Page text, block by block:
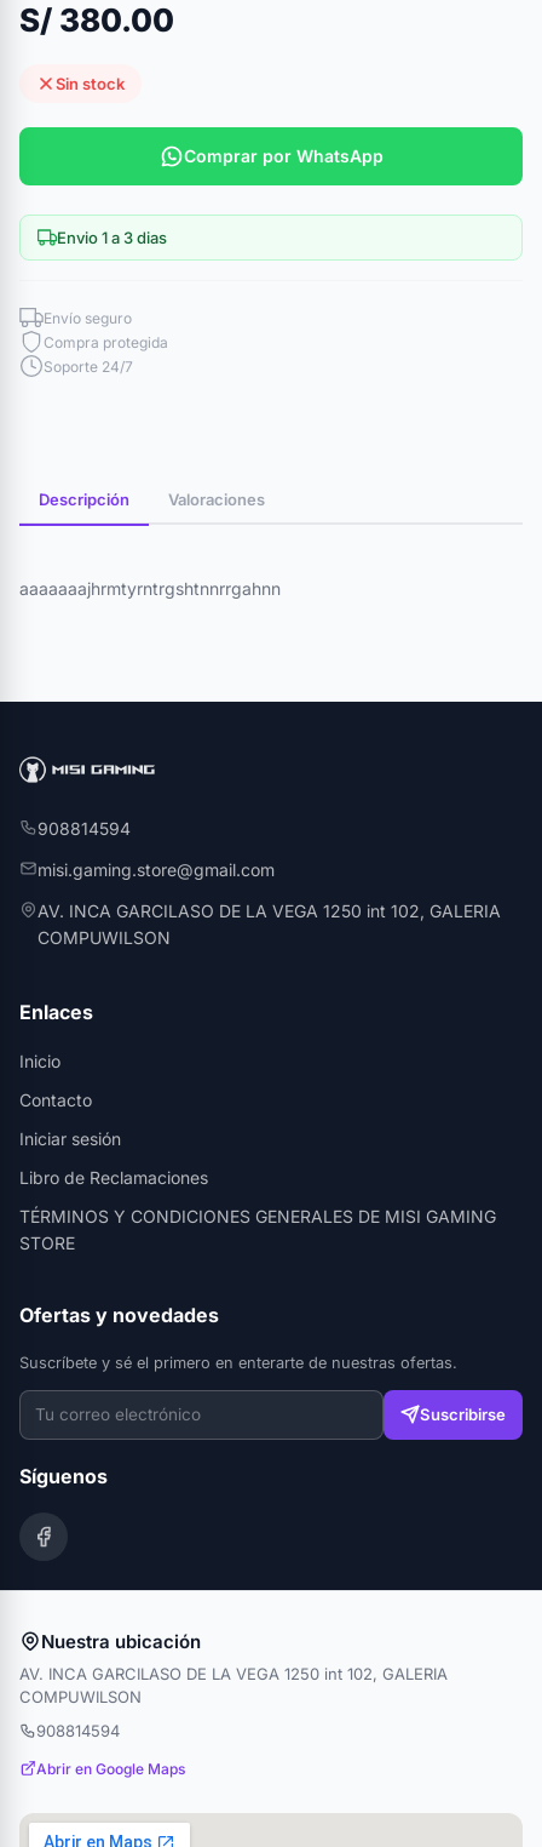
S/ 380.00
Sin stock
Comprar por WhatsApp
Envio 1 a 3 dias
Envío seguro
Compra protegida
Soporte 24/7
Descripción Valoraciones
aaaaaaajhrmtyrntrgshtnnrrgahnn
908814594
misi.gaming.store@gmail.com
AV. INCA GARCILASO DE LA VEGA 1250 int 102, GALERIA
COMPUWILSON
Enlaces
Inicio
Contacto
Iniciar sesión
Libro de Reclamaciones
TÉRMINOS Y CONDICIONES GENERALES DE MISI GAMING
STORE
Ofertas y novedades
Suscríbete y sé el primero en enterarte de nuestras ofertas.
Suscribirse
Síguenos
Nuestra ubicación
AV. INCA GARCILASO DE LA VEGA 1250 int 102, GALERIA
COMPUWILSON
908814594
Abrir en Google Maps